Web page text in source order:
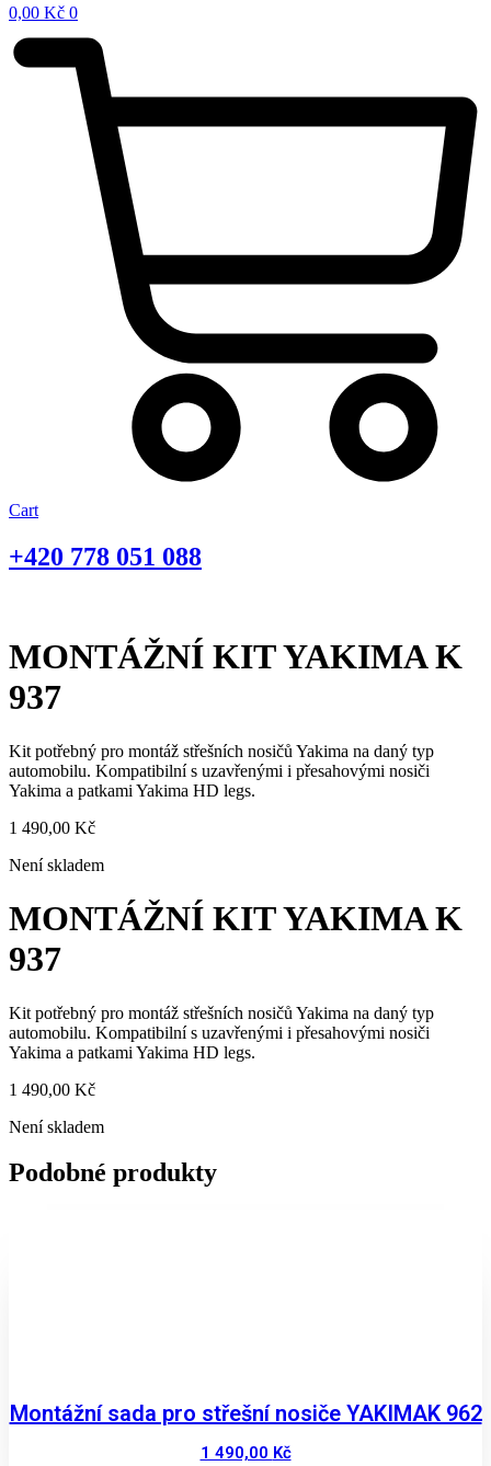
0,00 Kč 0
Cart
+420 778 051 088
MONTÁŽNÍ KIT YAKIMA K
937
Kit potřebný pro montáž střešních nosičů Yakima na daný typ
automobilu. Kompatibilní s uzavřenými i přesahovými nosiči
Yakima a patkami Yakima HD legs.
1 490,00 Kč
Není skladem
MONTÁŽNÍ KIT YAKIMA K
937
Kit potřebný pro montáž střešních nosičů Yakima na daný typ
automobilu. Kompatibilní s uzavřenými i přesahovými nosiči
Yakima a patkami Yakima HD legs.
1 490,00 Kč
Není skladem
Podobné produkty
Montážní sada pro střešní nosiče YAKIMAK 962
1 490,00 Kč